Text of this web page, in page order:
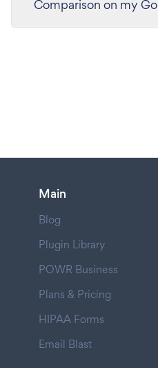
Comparison on my
Main
Blog
Plugin Library
POWR Business
Plans & Pricing
HIPAA Forms
Email Blast